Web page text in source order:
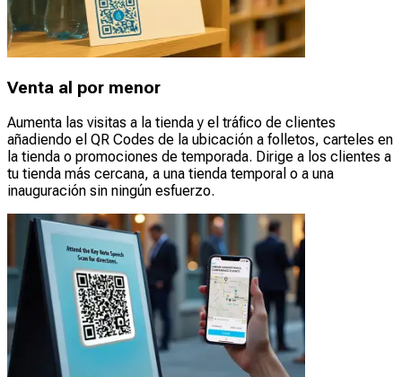
Venta al por menor
Aumenta las visitas a la tienda y el tráfico de clientes
añadiendo el QR Codes de la ubicación a folletos, carteles en
la tienda o promociones de temporada. Dirige a los clientes a
tu tienda más cercana, a una tienda temporal o a una
inauguración sin ningún esfuerzo.